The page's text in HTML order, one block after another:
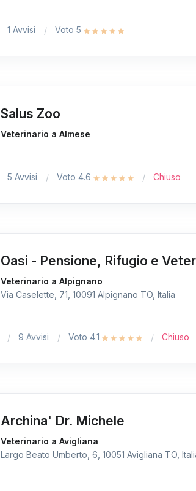
1 Avvisi Voto 5
Salus Zoo
Veterinario a Almese
5 Avvisi Voto 4.6 Chiuso
Oasi - Pensione, Rifugio e
Veterinario a Alpignano
Via Caselette, 71, 10091 Alpignano TO, Italia
9 Avvisi Voto 4.1 Chiuso
Archina' Dr. Michele
Veterinario a Avigliana
Largo Beato Umberto, 6, 10051 Avigliana TO,